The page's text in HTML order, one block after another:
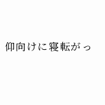
仰向けに寝転がっ